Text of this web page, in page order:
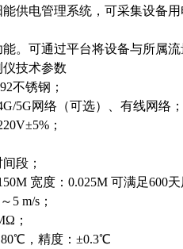
能供电管理系统，可采集设备
。可通过平台将设备与所属
技术参数
不锈钢；
5G网络（可选）、有线网络；
；
段；
宽度：0.025M 可满足600天
5 m/s；
；
80℃，精度：±0.3℃